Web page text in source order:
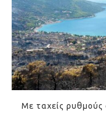
Με ταχείς ρυθμούς